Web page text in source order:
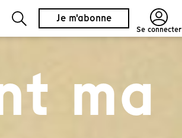
Je m'abonne
Se connecter
ma